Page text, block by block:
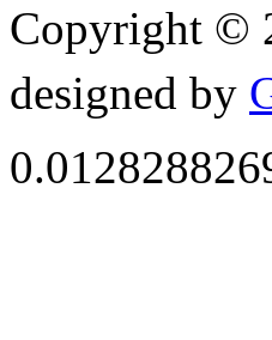
Copyright ©
designed by